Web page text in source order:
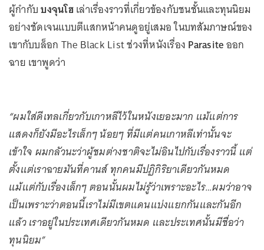
ผู้กำกับบงจุนโฮเล่าเรื่องราวที่เกี่ยวข้องกับชนชั้นและทุนนิยม
อย่างชัดเจนแบบตีแสกหน้าคนดูอยู่เสมอ ในบทสัมภาษณ์ของ
เขากับบล็อก The Black List ช่วงที่หนังเรื่อง Parasiteออก
ฉาย เขาพูดว่า
“ผมใส่ดีเทลเกี่ยวกับเกาหลีไว้ในหนังเยอะมาก แม้แต่การ
แสดงก็ยังมีอะไรเล็กๆ น้อยๆ ที่มีแต่คนเกาหลีเท่านั้นจะ
เข้าใจ ผมกลัวนะว่าผู้ชมต่างชาติจะไม่อินไปกับเรื่องราวนี้ แต่
ตั้งแต่เราฉายมันที่คานส์ ทุกคนมีปฏิกิริยาเดียวกันหมด
แม้แต่กับเรื่องเล็กๆ ตอนนั้นผมไม่รู้ว่าเพราะอะไร…ผมว่าอาจ
เป็นเพราะว่าตอนนี้เราไม่มีเขตแดนแบ่งแยกกันและกันอีก
แล้ว เราอยู่ในประเทศเดียวกันหมด และประเทศนั้นมีชื่อว่า
ทุนนิยม”